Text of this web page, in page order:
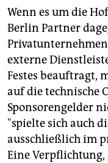
Wenn es um die
Berlin Partner
externe
Festes beauftragt,
auf die technische
Sponsorengelder
"spielte sich auch
ausschließlich im
Eine